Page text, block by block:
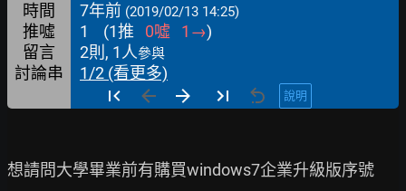
時間
7年前 (2019/02/13 14:25)
推噓 1 (1推 0噓 1 →)
留言
2則, 1人參與
討論串 1/2 (看更多)
說明
想請問大學畢業前有購買windows7企業升級版序號